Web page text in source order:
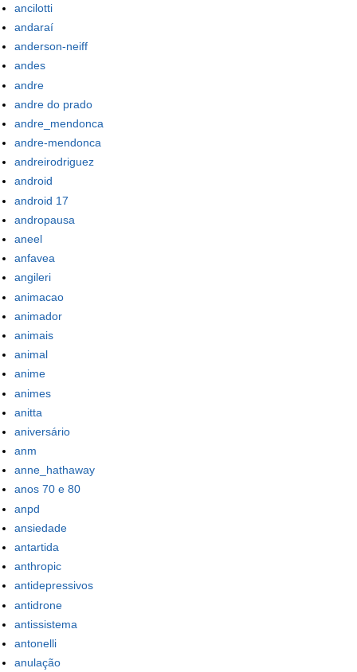
ancilotti
andaraí
anderson-neiff
andes
andre
andre do prado
andre_mendonca
andre-mendonca
andreirodriguez
android
android 17
andropausa
aneel
anfavea
angileri
animacao
animador
animais
animal
anime
animes
anitta
aniversário
anm
anne_hathaway
anos 70 e 80
anpd
ansiedade
antartida
anthropic
antidepressivos
antidrone
antissistema
antonelli
anulação